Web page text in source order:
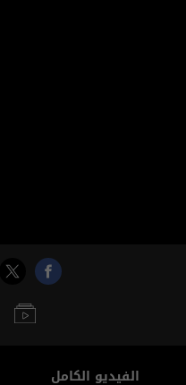
الفيديو الكامل